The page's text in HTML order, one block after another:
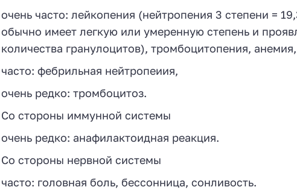
очень часто: лейкопения (нейтропения 3 степени =
обычно имеет легкую или умеренную степень и
количества гранулоцитов), тромбоцитопения, анемия,
часто: фебрильная нейтропеиия,
очень редко: тромбоцитоз.
Со стороны иммунной системы
очень редко: анафилактоидная реакция.
Со стороны нервной системы
часто: головная боль, бессонница, сонливость.